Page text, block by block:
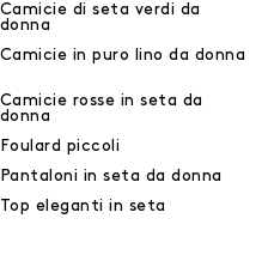
Camicie di seta verdi da
donna
Camicie in puro lino da donna
Camicie rosse in seta da
donna
Foulard piccoli
Pantaloni in seta da donna
Top eleganti in seta